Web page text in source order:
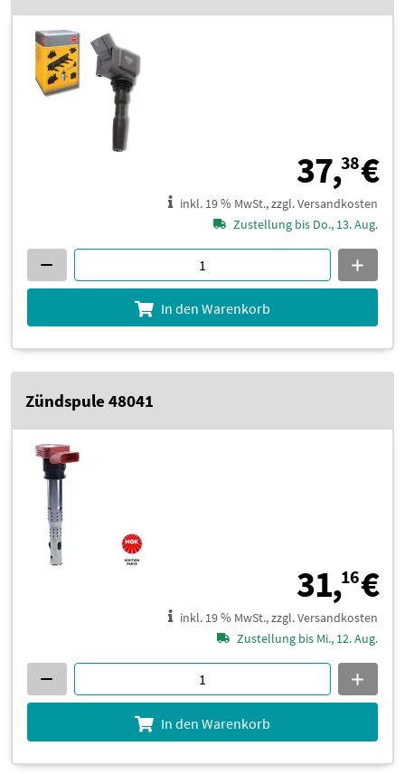
37,38€
inkl. 19 % MwSt., zzgl. Versandkosten
Zustellung bis Do., 13. Aug.
In den Warenkorb
Zündspule 48041
31,16€
inkl. 19 % MwSt., zzgl. Versandkosten
Zustellung bis Mi., 12. Aug.
In den Warenkorb